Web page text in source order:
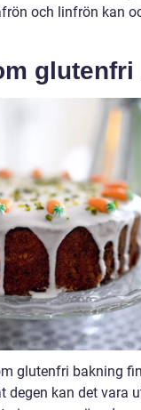
och linfrön kan
glutenfri
glutenfri bakning
kan det vara